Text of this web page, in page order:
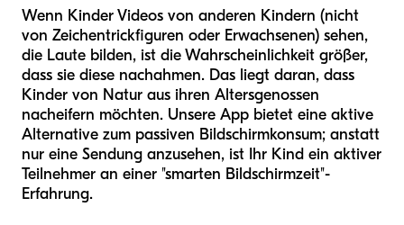
Wenn Kinder Videos von anderen Kindern (nicht
von Zeichentrickfiguren oder Erwachsenen) sehen,
die Laute bilden, ist die Wahrscheinlichkeit größer,
dass sie diese nachahmen. Das liegt daran, dass
Kinder von Natur aus ihren Altersgenossen
nacheifern möchten. Unsere App bietet eine aktive
Alternative zum passiven Bildschirmkonsum; anstatt
nur eine Sendung anzusehen, ist Ihr Kind ein aktiver
Teilnehmer an einer "smarten Bildschirmzeit"-
Erfahrung.